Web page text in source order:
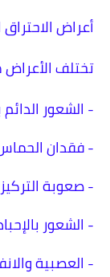
أعراض
تختلف
- الشعور
- فقدان
- صعوبة التركيز
- الشعور
- العصبية